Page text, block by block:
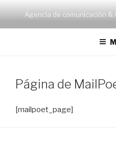
contenido
Agencia de comunicación &
Página de
[mailpoet_page]